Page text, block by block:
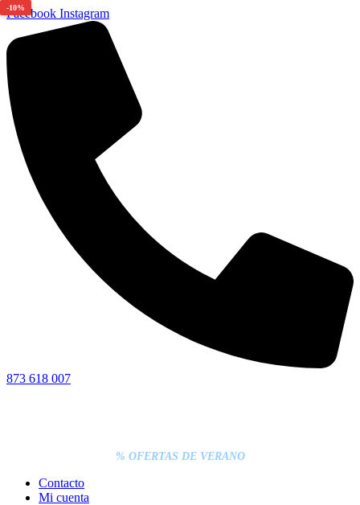
Facebook Instagram
873 618 007
% OFERTAS DE VERANO
Contacto
Mi cuenta
-10%